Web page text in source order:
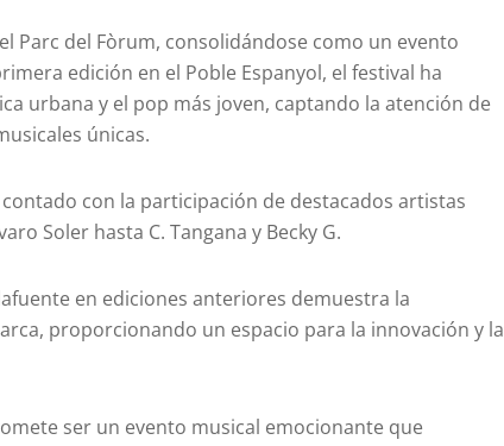
Parc del Fòrum, consolidándose como un evento
edición en el Poble Espanyol, el festival ha
urbana y el pop más joven, captando la atención de
únicas.
con la participación de destacados artistas
Soler hasta C. Tangana y Becky G.
en ediciones anteriores demuestra la
proporcionando un espacio para la innovación y la
ser un evento musical emocionante que